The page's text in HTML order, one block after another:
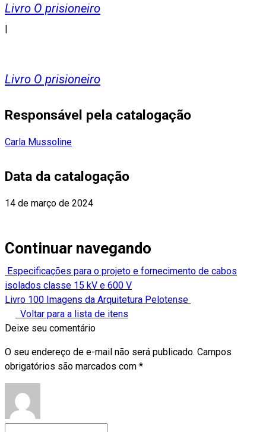
Livro O prisioneiro
|
Livro O prisioneiro
Responsável pela catalogação
Carla Mussoline
Data da catalogação
14 de março de 2024
Continuar navegando
Especificações para o projeto e fornecimento de cabos
isolados classe 15 kV e 600 V
Livro 100 Imagens da Arquitetura Pelotense
Voltar para a lista de itens
Deixe seu comentário
O seu endereço de e-mail não será publicado. Campos
obrigatórios são marcados com *